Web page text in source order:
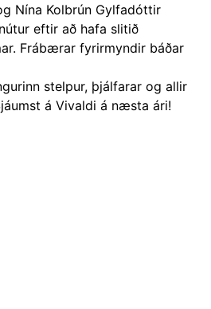
Nína Kolbrún Gylfadóttir
eftir að hafa slitið
Frábærar fyrirmyndir báðar
stelpur, þjálfarar og allir
á Vivaldi á næsta ári!